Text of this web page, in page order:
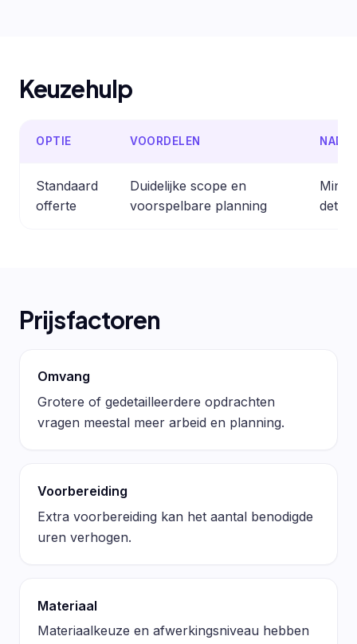
Keuzehulp
OPTIE VOORDELEN
Standaard
offerte
Duidelijke scope en
voorspelbare planning
Prijsfactoren
Omvang
Grotere of gedetailleerdere opdrachten
vragen meestal meer arbeid en planning.
Voorbereiding
Extra voorbereiding kan het aantal benodigde
uren verhogen.
Materiaal
Materiaalkeuze en afwerkingsniveau hebben